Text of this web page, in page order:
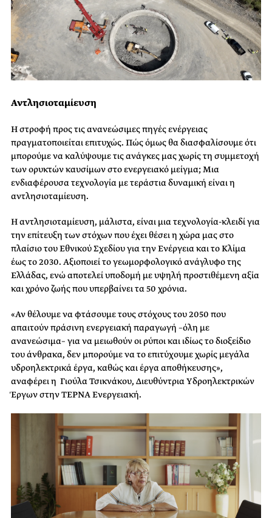
Αντλησιοταμίευση
Η στροφή προς τις ανανεώσιμες πηγές ενέργειας
πραγματοποιείται επιτυχώς. Πώς όμως θα διασφαλίσουμε ότι
μπορούμε να καλύψουμε τις ανάγκες μας χωρίς τη συμμετοχή
των ορυκτών καυσίμων στο ενεργειακό μείγμα; Μια
ενδιαφέρουσα τεχνολογία με τεράστια δυναμική είναι η
αντλησιοταμίευση.
Η αντλησιοταμίευση, μάλιστα, είναι μια τεχνολογία-κλειδί για
την επίτευξη των στόχων που έχει θέσει η χώρα μας στο
πλαίσιο του Εθνικού Σχεδίου για την Ενέργεια και το Κλίμα
έως το 2030. Αξιοποιεί το γεωμορφολογικό ανάγλυφο της
Ελλάδας, ενώ αποτελεί υποδομή με υψηλή προστιθέμενη αξία
και χρόνο ζωής που υπερβαίνει τα 50 χρόνια.
«Αν θέλουμε να φτάσουμε τους στόχους του 2050 που
απαιτούν πράσινη ενεργειακή παραγωγή –όλη με
ανανεώσιμα– για να μειωθούν οι ρύποι και ιδίως το διοξείδιο
του άνθρακα, δεν μπορούμε να το επιτύχουμε χωρίς μεγάλα
υδροηλεκτρικά έργα, καθώς και έργα αποθήκευσης»,
αναφέρει η Γιούλα Τσικνάκου, Διευθύντρια Υδροηλεκτρικών
Έργων στην ΤΕΡΝΑ Ενεργειακή.